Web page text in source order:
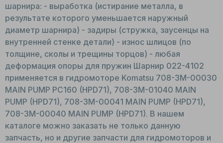
шарнира: - выработка (истирание металла, в
результате которого уменьшается наружный
диаметр шарнира) - задиры (стружка, заусенцы на
внутренней стенке детали) - износ шлицов (по
толщине, сколы и трещины торцов) - любая
деформация опоры для пружин Шарнир 022-4102
применяется в гидромоторе Komatsu 708-3M-00030
MAIN PUMP PC160 (HPD71), 708-3M-01040 MAIN
PUMP (HPD71), 708-3M-00041 MAIN PUMP (HPD71),
708-3M-00040 MAIN PUMP (HPD71). В нашем
каталоге можно заказать не только данную
запчасть, но и другие запчасти для гидромоторов и